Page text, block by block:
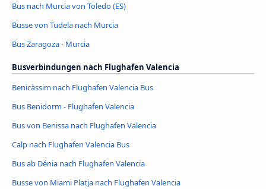
Bus nach Murcia von Toledo (ES)
Busse von Tudela nach Murcia
Bus Zaragoza - Murcia
Busverbindungen nach Flughafen Valencia
Benicàssim nach Flughafen Valencia Bus
Bus Benidorm - Flughafen Valencia
Bus von Benissa nach Flughafen Valencia
Calp nach Flughafen Valencia Bus
Bus ab Dénia nach Flughafen Valencia
Busse von Miami Platja nach Flughafen Valencia